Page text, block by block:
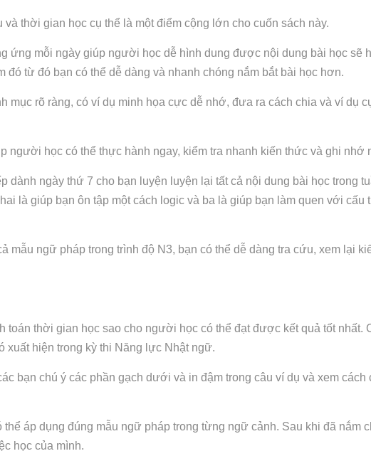
thời gian học cụ thể là một điểm cộng lớn cho cuốn sách này.
ứng mỗi ngày giúp người học dễ hình dung được nội dung bài học sẽ
đó từ đó bạn có thể dễ dàng và nhanh chóng nắm bắt bài học hơn.
mục rõ ràng, có ví dụ minh họa cực dễ nhớ, đưa ra cách chia và ví dụ
người học có thể thực hành ngay, kiểm tra nhanh kiến thức và ghi nhớ
dành ngày thứ 7 cho bạn luyện luyện lại tất cả nội dung bài học trong
là giúp bạn ôn tập một cách logic và ba là giúp bạn làm quen với cấu
mẫu ngữ pháp trong trình độ N3, bạn có thể dễ dàng tra cứu, xem lại
toán thời gian học sao cho người học có thể đạt được kết quả tốt nhất.
xuất hiện trong kỳ thi Năng lực Nhật ngữ.
bạn chú ý các phần gạch dưới và in đậm trong câu ví dụ và xem
áp dụng đúng mẫu ngữ pháp trong từng ngữ cảnh. Sau khi đã nắm
học của mình.